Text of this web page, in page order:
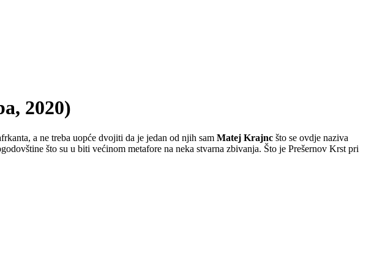
2020)
a ne treba uopće dvojiti da je jedan od njih sam Matej Krajnc što se ovdje naziva
što su u biti većinom metafore na neka stvarna zbivanja. Što je Prešernov Krst pri